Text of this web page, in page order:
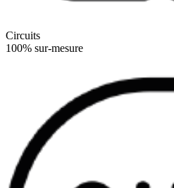
Circuits
100% sur-mesure